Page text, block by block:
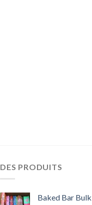
DES PRODUITS
Baked Bar Bulk